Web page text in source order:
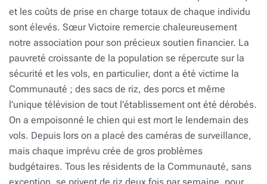
et les coûts de prise en charge totaux de chaque individu
sont élevés. Sœur Victoire remercie chaleureusement
notre association pour son précieux soutien financier. La
pauvreté croissante de la population se répercute sur la
sécurité et les vols, en particulier, dont a été victime la
Communauté ; des sacs de riz, des porcs et même
l’unique télévision de tout l’établissement ont été dérobés.
On a empoisonné le chien qui est mort le lendemain des
vols. Depuis lors on a placé des caméras de surveillance,
mais chaque imprévu crée de gros problèmes
budgétaires. Tous les résidents de la Communauté, sans